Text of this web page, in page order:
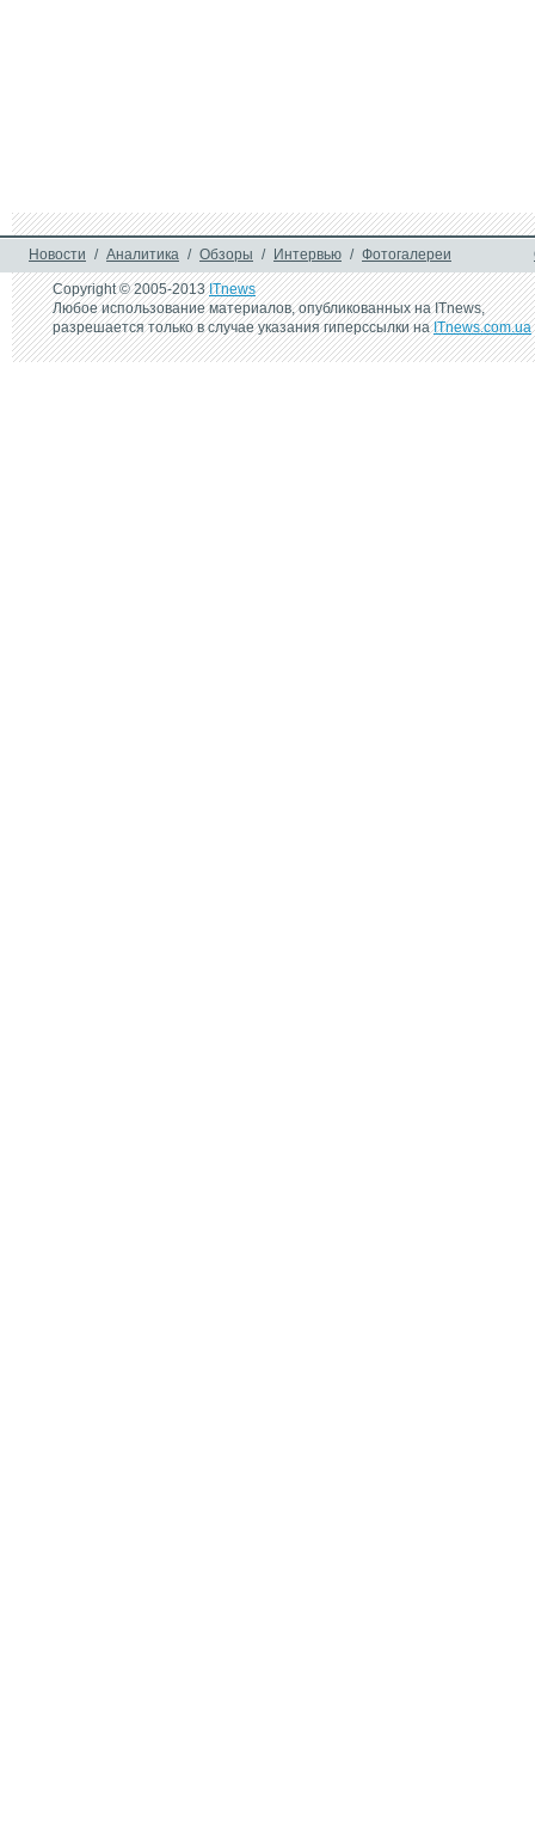
Новости / Аналитика / Обзоры / Интервью / Фотогалереи
Copyright © 2005-2013ITnews
Любое использование материалов, опубликованных на ITnews,
разрешается только в случае указания гиперссылки наITnews.com.ua